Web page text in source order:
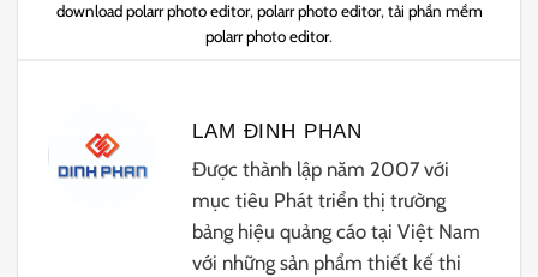
download polarr photo editor, polarr photo editor, tải phần mềm
polarr photo editor.
LAM ĐINH PHAN
Được thành lập năm 2007 với
mục tiêu Phát triển thị trường
bảng hiệu quảng cáo tại Việt Nam
với những sản phẩm thiết kế thi